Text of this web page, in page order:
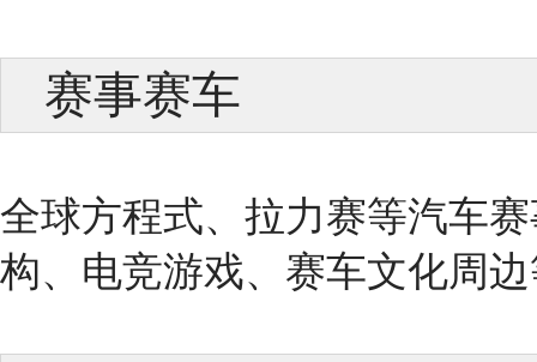
赛事赛车
全球方程式、拉力赛等汽车
构、电竞游戏、赛车文化周